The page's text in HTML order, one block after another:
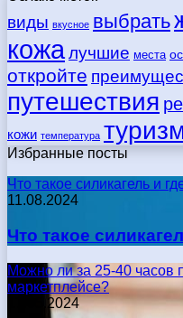
виды вкусное выбрать
кожалучшие места
откройте
путешествия
кожи температура
Избранные посты
Что такое силикагель и
11.08.2024
Что такое
Можно ли за 25-40 часов
маркетплейсе?
17.05.2024